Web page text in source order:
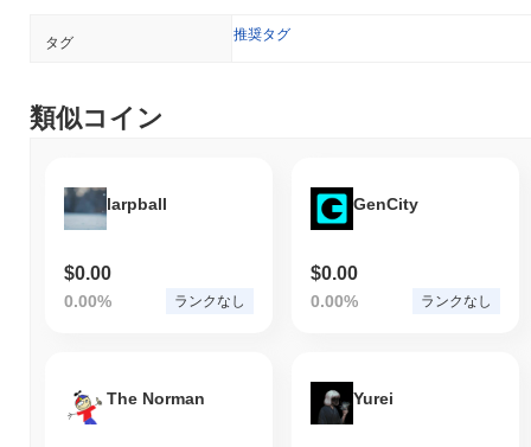
タグ 推奨タグ
類似コイン
larpball
$0.00
0.00% ランクなし
GenCity
$0.00
0.00% ランクなし
The Norman Yurei